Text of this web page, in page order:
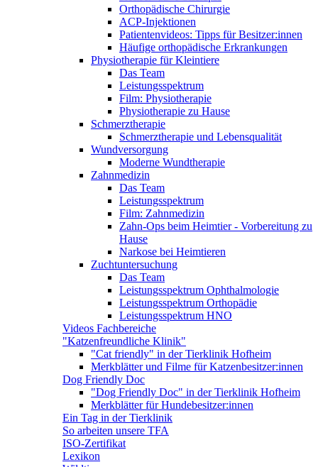
Orthopädische Chirurgie
ACP-Injektionen
Patientenvideos: Tipps für Besitzer:innen
Häufige orthopädische Erkrankungen
Physiotherapie für Kleintiere
Das Team
Leistungsspektrum
Film: Physiotherapie
Physiotherapie zu Hause
Schmerztherapie
Schmerztherapie und Lebensqualität
Wundversorgung
Moderne Wundtherapie
Zahnmedizin
Das Team
Leistungsspektrum
Film: Zahnmedizin
Zahn-Ops beim Heimtier - Vorbereitung zu
Hause
Narkose bei Heimtieren
Zuchtuntersuchung
Das Team
Leistungsspektrum Ophthalmologie
Leistungsspektrum Orthopädie
Leistungsspektrum HNO
Videos Fachbereiche
"Katzenfreundliche Klinik"
"Cat friendly" in der Tierklinik Hofheim
Merkblätter und Filme für Katzenbesitzer:innen
Dog Friendly Doc
"Dog Friendly Doc" in der Tierklinik Hofheim
Merkblätter für Hundebesitzer:innen
Ein Tag in der Tierklinik
So arbeiten unsere TFA
ISO-Zertifikat
Lexikon